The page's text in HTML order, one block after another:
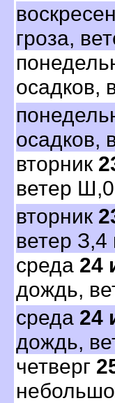
роза,
осадков,
осадков,
торник
етер
торник
етер З,4
среда 24
дождь,
среда 24
дождь,
четвер